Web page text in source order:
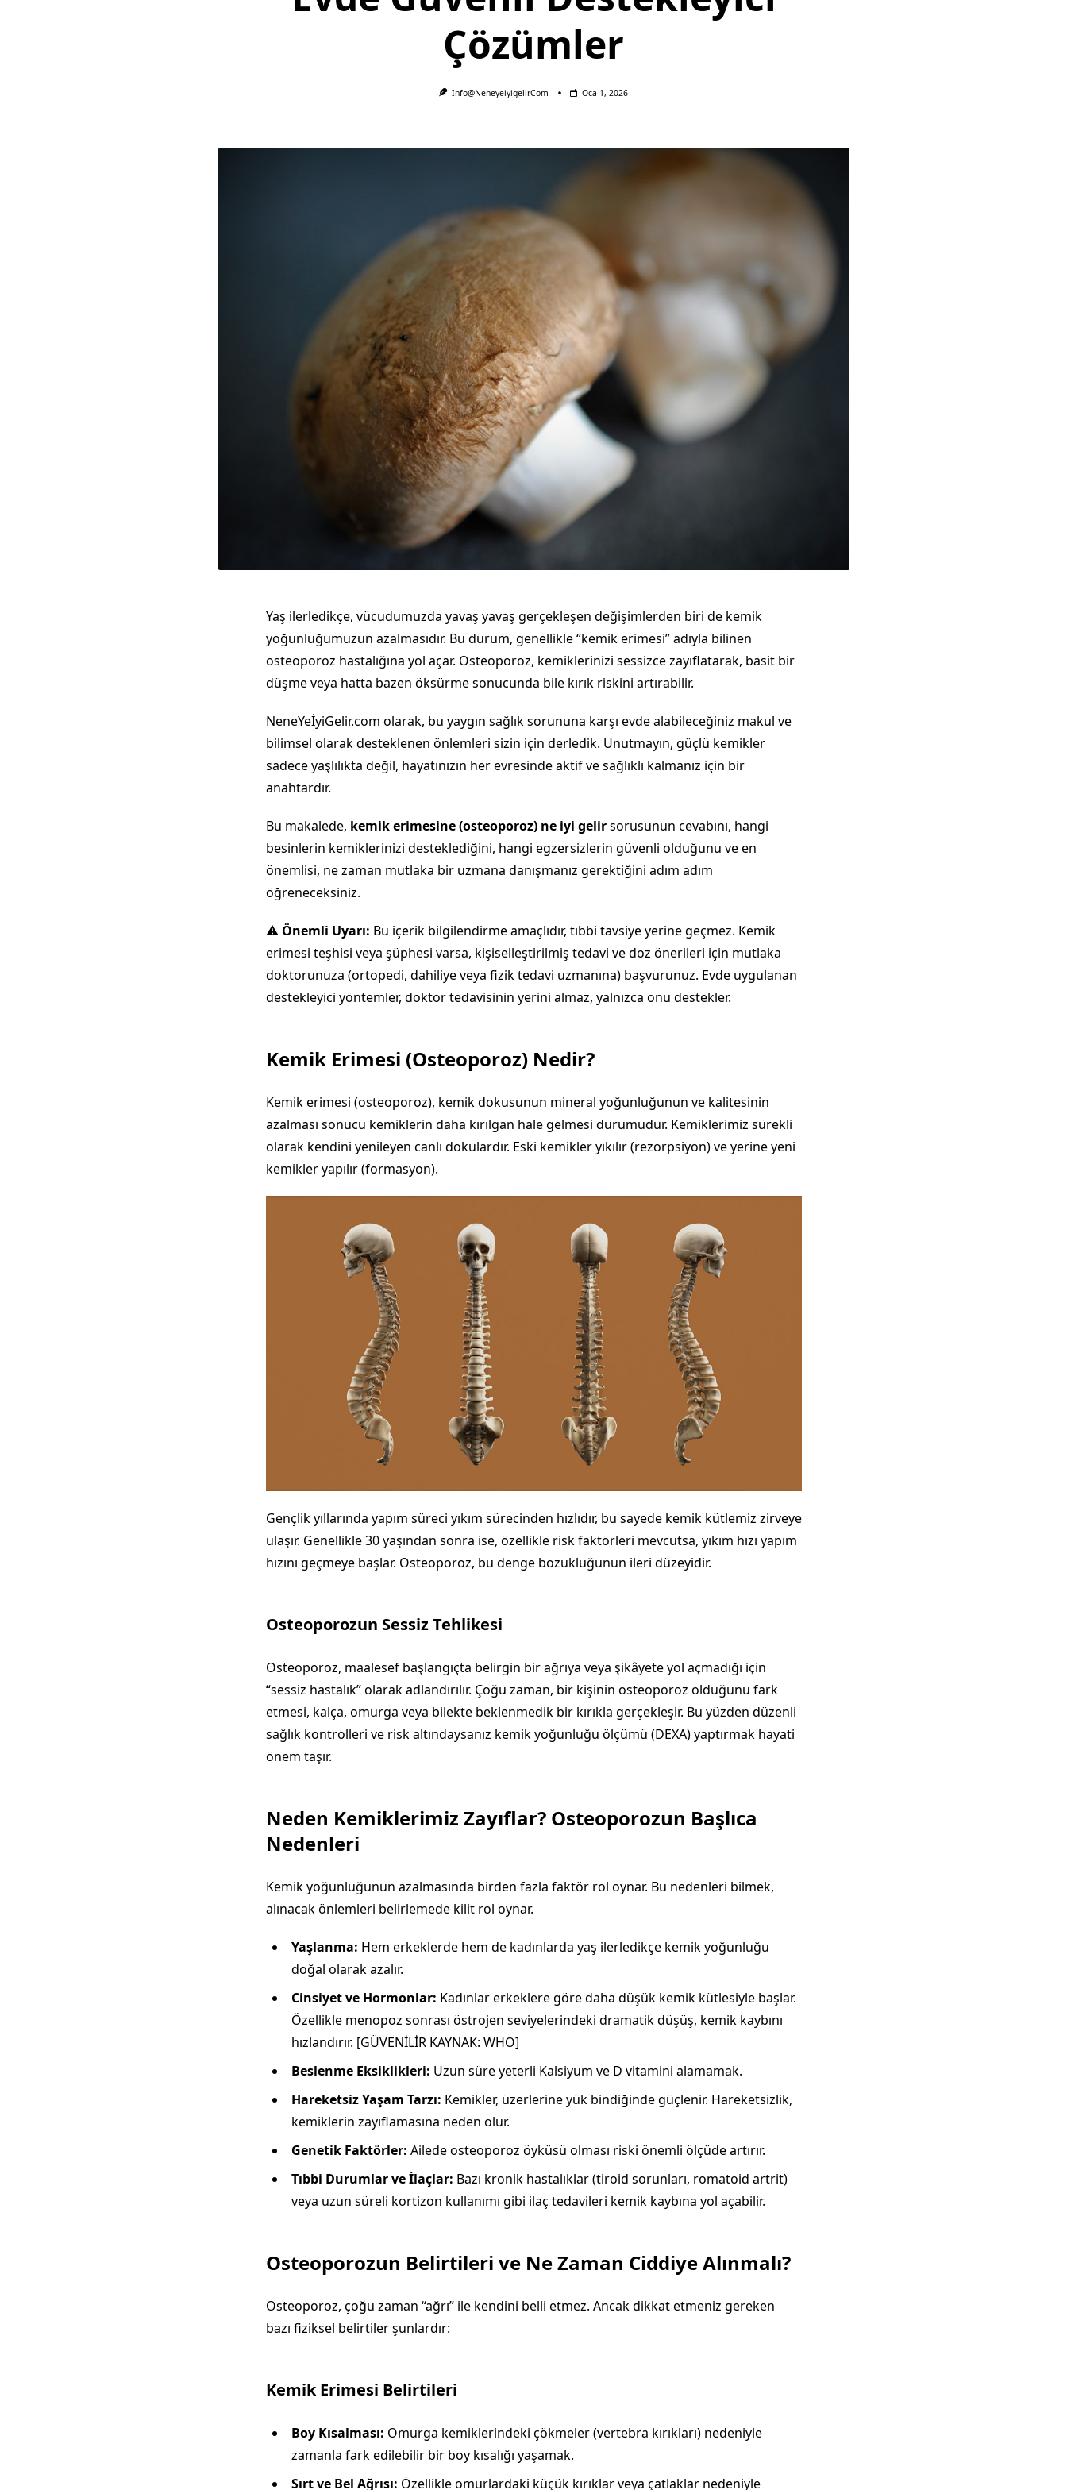
Çözümler
Info@neneyeiyigelir.com Oca 1, 2026
Yaş ilerledikçe, vücudumuzda yavaş yavaş gerçekleşen değişimlerden biri de kemik
yoğunluğumuzun azalmasıdır. Bu durum, genellikle “kemik erimesi” adıyla bilinen
osteoporoz hastalığına yol açar. Osteoporoz, kemiklerinizi sessizce zayıflatarak, basit bir
düşme veya hatta bazen öksürme sonucunda bile kırık riskini artırabilir.
NeneYeİyiGelir.com olarak, bu yaygın sağlık sorununa karşı evde alabileceğiniz makul ve
bilimsel olarak desteklenen önlemleri sizin için derledik. Unutmayın, güçlü kemikler
sadece yaşlılıkta değil, hayatınızın her evresinde aktif ve sağlıklı kalmanız için bir
anahtardır.
Bu makalede, kemik erimesine (osteoporoz) ne iyi gelirsorusunun cevabını, hangi
besinlerin kemiklerinizi desteklediğini, hangi egzersizlerin güvenli olduğunu ve en
önemlisi, ne zaman mutlaka bir uzmana danışmanız gerektiğini adım adım
öğreneceksiniz.
⚠️ Önemli Uyarı: Bu içerik bilgilendirme amaçlıdır, tıbbi tavsiye yerine geçmez. Kemik
erimesi teşhisi veya şüphesi varsa, kişiselleştirilmiş tedavi ve doz önerileri için mutlaka
doktorunuza (ortopedi, dahiliye veya fizik tedavi uzmanına) başvurunuz. Evde uygulanan
destekleyici yöntemler, doktor tedavisinin yerini almaz, yalnızca onu destekler.
Kemik Erimesi (Osteoporoz) Nedir?
Kemik erimesi (osteoporoz), kemik dokusunun mineral yoğunluğunun ve kalitesinin
azalması sonucu kemiklerin daha kırılgan hale gelmesi durumudur. Kemiklerimiz sürekli
olarak kendini yenileyen canlı dokulardır. Eski kemikler yıkılır (rezorpsiyon) ve yerine yeni
kemikler yapılır (formasyon).
Gençlik yıllarında yapım süreci yıkım sürecinden hızlıdır, bu sayede kemik kütlemiz zirveye
ulaşır. Genellikle 30 yaşından sonra ise, özellikle risk faktörleri mevcutsa, yıkım hızı yapım
hızını geçmeye başlar. Osteoporoz, bu denge bozukluğunun ileri düzeyidir.
Osteoporozun Sessiz Tehlikesi
Osteoporoz, maalesef başlangıçta belirgin bir ağrıya veya şikâyete yol açmadığı için
“sessiz hastalık” olarak adlandırılır. Çoğu zaman, bir kişinin osteoporoz olduğunu fark
etmesi, kalça, omurga veya bilekte beklenmedik bir kırıkla gerçekleşir. Bu yüzden düzenli
sağlık kontrolleri ve risk altındaysanız kemik yoğunluğu ölçümü (DEXA) yaptırmak hayati
önem taşır.
Neden Kemiklerimiz Zayıflar? Osteoporozun Başlıca
Nedenleri
Kemik yoğunluğunun azalmasında birden fazla faktör rol oynar. Bu nedenleri bilmek,
alınacak önlemleri belirlemede kilit rol oynar.
Yaşlanma: Hem erkeklerde hem de kadınlarda yaş ilerledikçe kemik yoğunluğu
doğal olarak azalır.
Cinsiyet ve Hormonlar: Kadınlar erkeklere göre daha düşük kemik kütlesiyle başlar.
Özellikle menopoz sonrası östrojen seviyelerindeki dramatik düşüş, kemik kaybını
hızlandırır. [GÜVENİLİR KAYNAK: WHO]
Beslenme Eksiklikleri: Uzun süre yeterli Kalsiyum ve D vitamini alamamak.
Hareketsiz Yaşam Tarzı: Kemikler, üzerlerine yük bindiğinde güçlenir. Hareketsizlik,
kemiklerin zayıflamasına neden olur.
Genetik Faktörler: Ailede osteoporoz öyküsü olması riski önemli ölçüde artırır.
Tıbbi Durumlar ve İlaçlar: Bazı kronik hastalıklar (tiroid sorunları, romatoid artrit)
veya uzun süreli kortizon kullanımı gibi ilaç tedavileri kemik kaybına yol açabilir.
Osteoporozun Belirtileri ve Ne Zaman Ciddiye Alınmalı?
Osteoporoz, çoğu zaman “ağrı” ile kendini belli etmez. Ancak dikkat etmeniz gereken
bazı fiziksel belirtiler şunlardır:
Kemik Erimesi Belirtileri
Boy Kısalması: Omurga kemiklerindeki çökmeler (vertebra kırıkları) nedeniyle
zamanla fark edilebilir bir boy kısalığı yaşamak.
Sırt ve Bel Ağrısı: Özellikle omurlardaki küçük kırıklar veya çatlaklar nedeniyle